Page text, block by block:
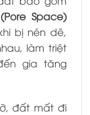
Space)
bị nén dẽ,
làm triệt
gia tăng
đất mất đi